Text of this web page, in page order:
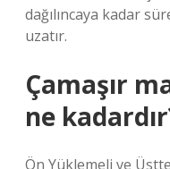
dağılıncaya kadar
uzatır.
Çamaşır
ne
Ön Yüklemeli ve